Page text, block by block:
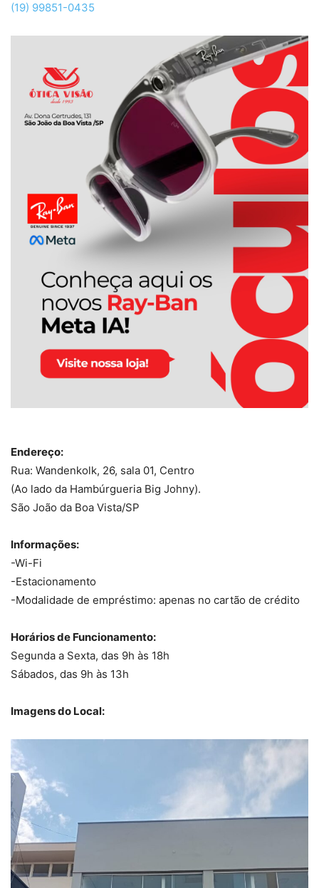
(19) 99851-0435
Endereço:
Rua: Wandenkolk, 26, sala 01, Centro
(Ao lado da Hambúrgueria Big Johny).
São João da Boa Vista/SP
Informações:
-Wi-Fi
-Estacionamento
-Modalidade de empréstimo: apenas no cartão de crédito
Horários de Funcionamento:
Segunda a Sexta, das 9h às 18h
Sábados, das 9h às 13h
Imagens do Local: